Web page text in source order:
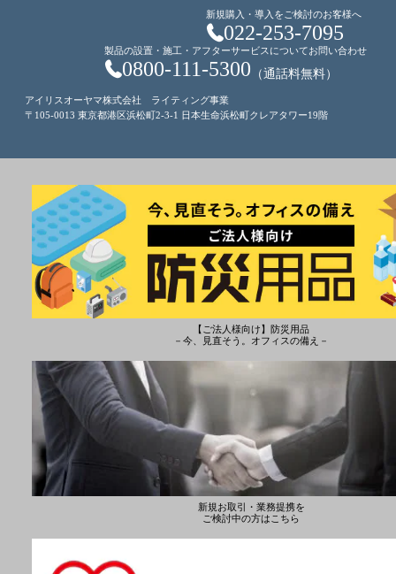
新規購入・導入をご検討のお客様へ
022-253-7095
製品の設置・施工・アフターサービスについてお問い合わせ
0800-111-5300 （通話料無料）
アイリスオーヤマ株式会社 ライティング事業
〒105-0013 東京都港区浜松町2-3-1 日本生命浜松町クレアタワー19階
【ご法人様向け】防災用品
－今、見直そう。オフィスの備え－
新規お取引・業務提携を
ご検討中の方はこちら